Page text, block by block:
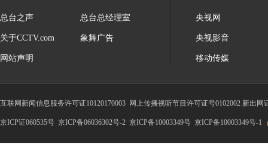
总台之声 总台总经理室
关于CCTV.com 象舞广告
网站声明
央视网
央视影音
移动传媒
互联网新闻信息服务许可证10120170003 网上传播视听节目许可证号0102002 新出
京ICP证060535号 京ICP备06036302号-2 京ICP备10003349号 京ICP备10003349号-1